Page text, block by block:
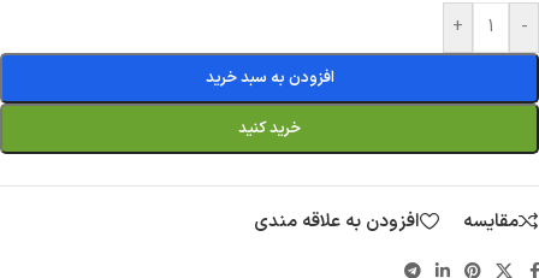
-
+
افزودن به سبد خرید
خرید کنید
مقایسه افزودن به علاقه مندی